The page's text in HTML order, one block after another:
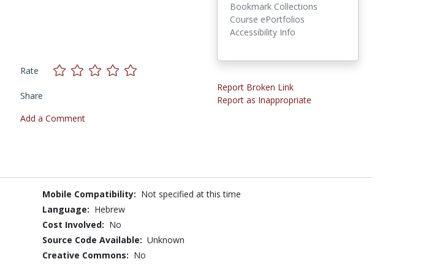
Rate
Share
Add a Comment
Bookmark Collections
Course ePortfolios
Accessibility Info
Report Broken Link
Report as Inappropriate
Mobile Compatibility: Not specified at this time
Language: Hebrew
Cost Involved: No
Source Code Available: Unknown
Creative Commons: No